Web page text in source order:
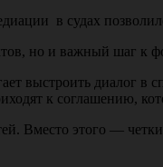
в судах
но и важный шаг
выстроить диалог
к соглашению,
Вместо этого —